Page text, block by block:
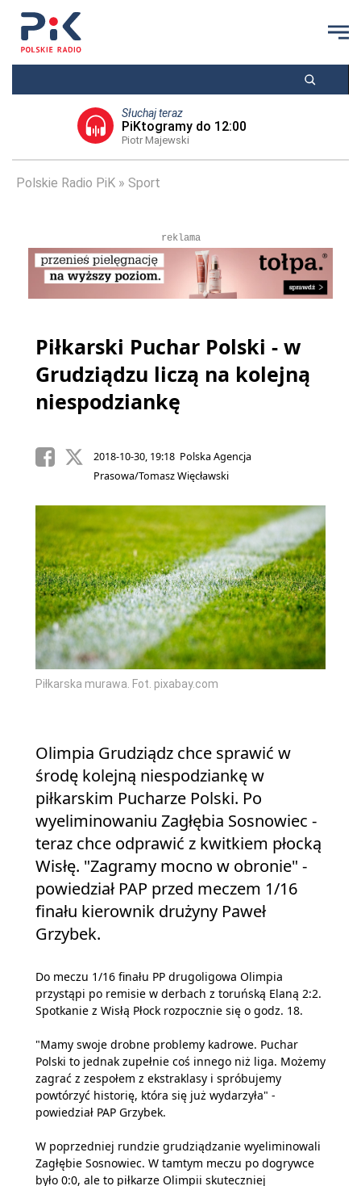
Słuchaj teraz
PiKtogramy do 12:00
Piotr Majewski
Polskie Radio PiK Sport
reklama
Piłkarski Puchar Polski - w
Grudziądzu liczą na kolejną
niespodziankę
2018-10-30, 19:18 Polska Agencja
Prasowa/Tomasz Więcławski
Piłkarska murawa. Fot. pixabay.com
Olimpia Grudziądz chce sprawić w
środę kolejną niespodziankę w
piłkarskim Pucharze Polski. Po
wyeliminowaniu Zagłębia Sosnowiec -
teraz chce odprawić z kwitkiem płocką
Wisłę. "Zagramy mocno w obronie" -
powiedział PAP przed meczem 1/16
finału kierownik drużyny Paweł
Grzybek.
Do meczu 1/16 finału PP drugoligowa Olimpia
przystąpi po remisie w derbach z toruńską Elaną 2:2.
Spotkanie z Wisłą Płock rozpocznie się o godz. 18.
"Mamy swoje drobne problemy kadrowe. Puchar
Polski to jednak zupełnie coś innego niż liga. Możemy
zagrać z zespołem z ekstraklasy i spróbujemy
powtórzyć historię, która się już wydarzyła" -
powiedział PAP Grzybek.
W poprzedniej rundzie grudziądzanie wyeliminowali
Zagłębie Sosnowiec. W tamtym meczu po dogrywce
było 0:0, ale to piłkarze Olimpii skuteczniej